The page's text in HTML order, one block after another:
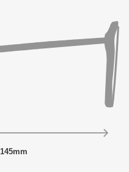
145mm